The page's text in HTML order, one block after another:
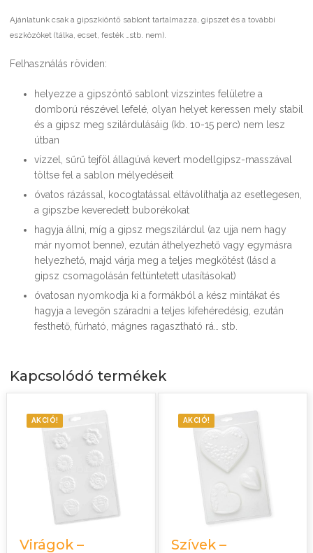
Ajánlatunk csak a gipszkiöntő sablont tartalmazza, gipszet és a további
eszközöket (tálka, ecset, festék …stb. nem).
Felhasználás röviden:
helyezze a gipszöntő sablont vízszintes felületre a
domború részével lefelé, olyan helyet keressen mely stabil
és a gipsz meg szilárdulásáig (kb. 10-15 perc) nem lesz
útban
vízzel, sűrű tejföl állagúvá kevert modellgipsz-masszával
töltse fel a sablon mélyedéseit
óvatos rázással, kocogtatással eltávolíthatja az esetlegesen,
a gipszbe keveredett buborékokat
hagyja állni, míg a gipsz megszilárdul (az ujja nem hagy
már nyomot benne), ezután áthelyezhető vagy egymásra
helyezhető, majd várja meg a teljes megkötést (lásd a
gipsz csomagolásán feltüntetett utasításokat)
óvatosan nyomkodja ki a formákból a kész mintákat és
hagyja a levegőn száradni a teljes kifehéredésig, ezután
festhető, fúrható, mágnes ragasztható rá… stb.
Kapcsolódó termékek
AKCIÓ!
Virágok –
AKCIÓ!
Szívek –